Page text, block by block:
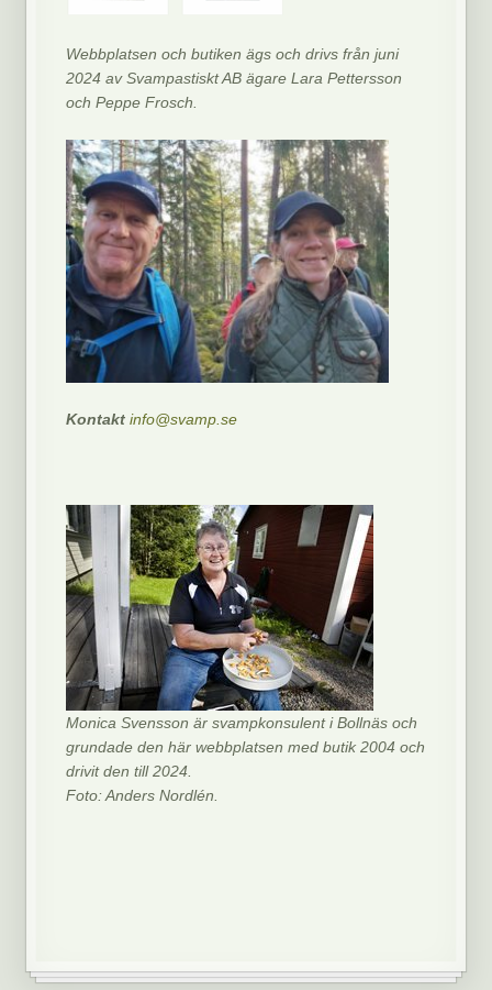
Webbplatsen och butiken ägs och drivs från juni
2024 av Svampastiskt AB ägare Lara Pettersson
och Peppe Frosch.
Kontaktinfo@svamp.se
Monica Svensson är svampkonsulent i Bollnäs och
grundade den här webbplatsen med butik 2004 och
drivit den till 2024.
Foto: Anders Nordlén.